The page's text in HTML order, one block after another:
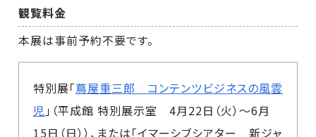
観覧料金
本展は事前予約不要です。
特別展「蔦屋重三郎 コンテンツビジネスの風雲
児 」（平成館 特別展示室 4月22日（火）～6月
15日（日））、または「イマーシブシアター 新ジャ